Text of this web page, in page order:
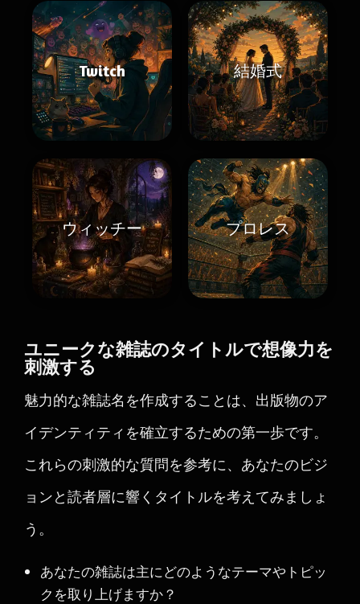
Twitch 結婚式
ウィッチー プロレス
ユニークな雑誌のタイトルで想像力を
刺激する
魅力的な雑誌名を作成することは、出版物のア
イデンティティを確立するための第一歩です。
これらの刺激的な質問を参考に、あなたのビジ
ョンと読者層に響くタイトルを考えてみましょ
う。
あなたの雑誌は主にどのようなテーマやトピッ
クを取り上げますか？